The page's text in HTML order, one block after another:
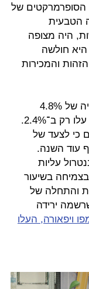
הסופרמרקטים של
הצמיחה הטבעית
היה מצופה
היא חולשה
הזהות והמכירות
ויקטורי, שפתחה גם היא חנויות חדשות, הצליחה להציג ברבעון עלייה של 4.8%
במכירות, אך מכירות החנויות הזהות, שמנטרלות את ההתרחבות, עלו רק ב־2.4%.
כי לצעד של
עוד השנה.
הראשונים השנה הסתכמה ב־2.8%, ובנטרול עליות
של 1.6% בלבד. מדובר בצמיחה בשיעור
והתחלה של
ירידה
ויפאורה, העלו